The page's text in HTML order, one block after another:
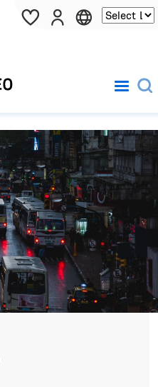
Pasar al contenido principal